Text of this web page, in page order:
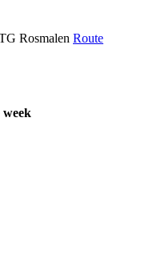
Rosmalen Route
week